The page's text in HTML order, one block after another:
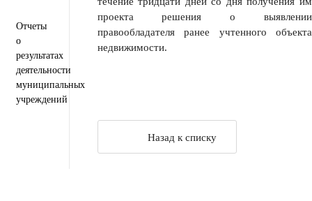
Отчеты
о
результатах
деятельности
муниципальных
учреждений
проекта решения о выявлении
правообладателя ранее учтенного объекта
недвижимости.
Назад к списку